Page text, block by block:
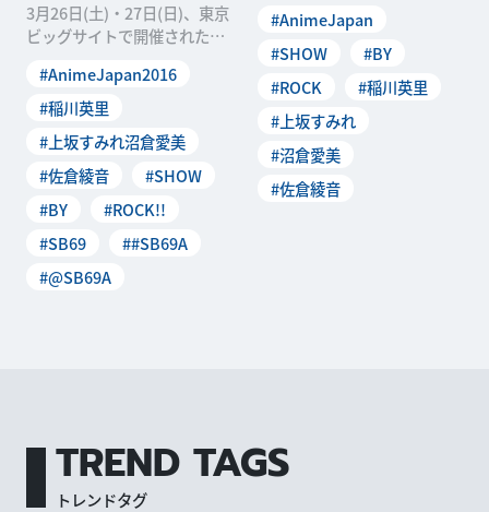
3月26日(土)・27日(日)、東京
ビッグサイトで開催された日
「AnimeJ
#AnimeJapan2016
#稲川英里
#上坂すみれ沼倉愛美
#佐倉綾音
#SHOW
#BY
#ROCK!!
#SB69
##SB69A
#@SB69A
#AnimeJapan
#SHOW
#BY
#ROCK
#稲川英里
#上坂すみれ
#沼倉愛美
#佐倉綾音
TREND TAGS
トレンドタグ